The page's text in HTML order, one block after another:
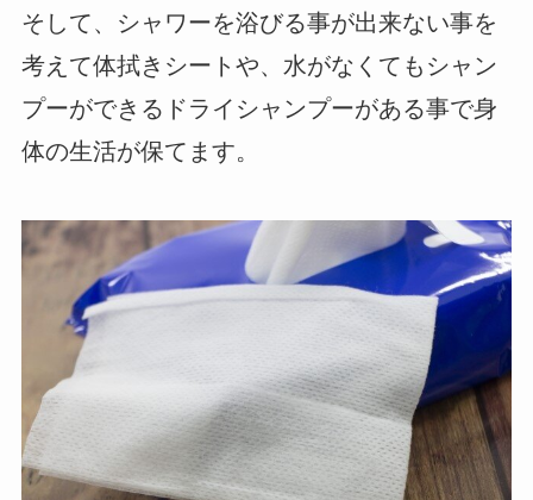
そして、シャワーを浴びる事が出来ない事を
考えて体拭きシートや、水がなくてもシャン
プーができるドライシャンプーがある事で身
体の生活が保てます。